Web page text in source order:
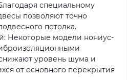
специальному
позволяют точно
потолка.
Некоторые модели нониус-
уровень шума и
от основного перекрытия